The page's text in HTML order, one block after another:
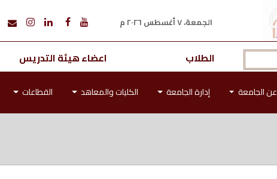
الجمعة، ٧ أغسطس ٢٠٢٦ م
الطلاب اعضاء هيئة التدريس
عن الجامعة إدارة الجامعة الكليات والمعاهد القطاعات